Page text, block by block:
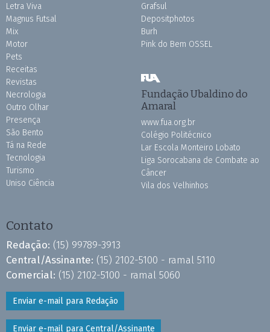
Letra Viva
Magnus Futsal
Mix
Motor
Pets
Receitas
Revistas
Necrologia
Outro Olhar
Presença
São Bento
Tá na Rede
Tecnologia
Turismo
Uniso Ciência
Grafsul
Depositphotos
Burh
Pink do Bem OSSEL
Fundação Ubaldino do
Amaral
www.fua.org.br
Colégio Politécnico
Lar Escola Monteiro Lobato
Liga Sorocabana de Combate ao
Câncer
Vila dos Velhinhos
Contato
Redação: (15) 99789-3913
Central/Assinante: (15) 2102-5100 - ramal 5110
Comercial: (15) 2102-5100 - ramal 5060
Enviar e-mail para Redação
Enviar e-mail para Central/Assinante